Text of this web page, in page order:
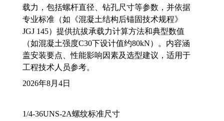
载力，包括螺杆直径、钻孔尺寸等参数，并依据
专业标准（如《混凝土结构后锚固技术规程》
JGJ 145）提供抗拔承载力计算方法和典型数值
（如混凝土强度C30下设计值约80kN）。内容涵
盖安装要点、性能影响因素及选型建议，适用于
工程技术人员参考。
2026年8月4日
1/4-36UNS-2A螺纹标准尺寸